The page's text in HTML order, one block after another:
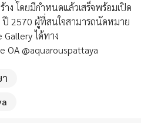
าง โดยมีกำหนดแล้วเสร็จพร้อมเปิด
ปี 2570 ผู้ที่สนใจสามารถนัดหมาย
ได้ทาง
OA @aquarouspattaya